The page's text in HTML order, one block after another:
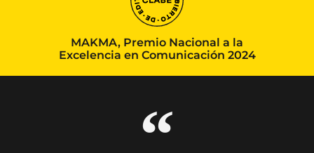
MAKMA, Premio Nacional a la
Excelencia en Comunicación 2024